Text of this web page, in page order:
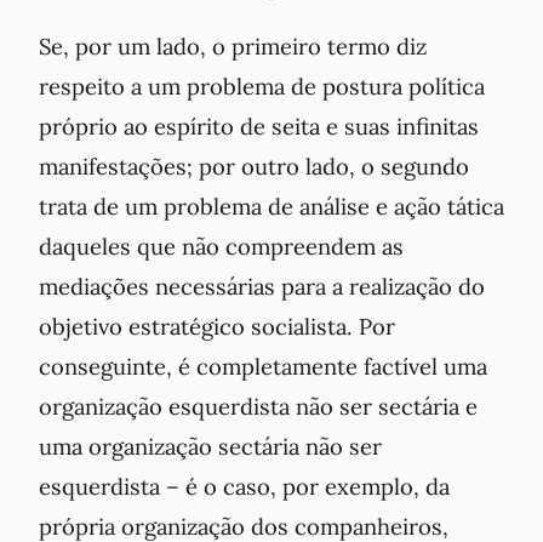
Se, por um lado, o primeiro termo diz
respeito a um problema de postura política
próprio ao espírito de seita e suas infinitas
manifestações; por outro lado, o segundo
trata de um problema de análise e ação tática
daqueles que não compreendem as
mediações necessárias para a realização do
objetivo estratégico socialista. Por
conseguinte, é completamente factível uma
organização esquerdista não ser sectária e
uma organização sectária não ser
esquerdista – é o caso, por exemplo, da
própria organização dos companheiros,